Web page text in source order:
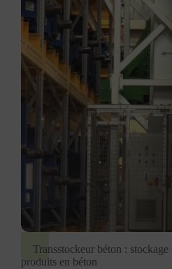
Transstockeur béton : stockage
produits en béton